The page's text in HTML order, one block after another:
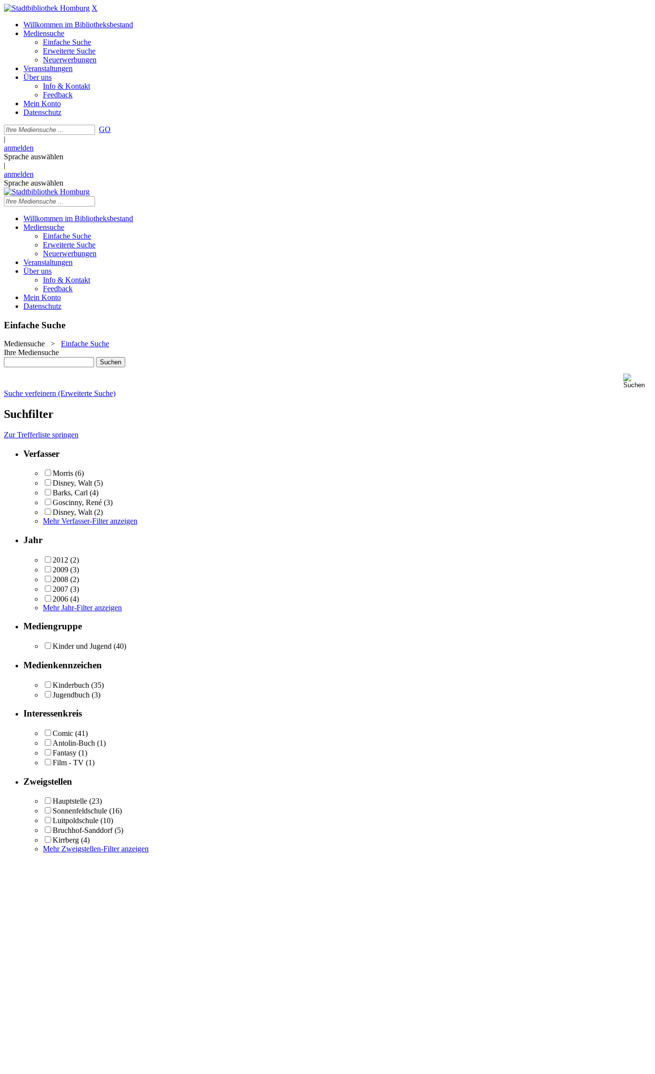
X
Willkommen im Bibliotheksbestand
Mediensuche
Einfache Suche
Erweiterte Suche
Neuerwerbungen
Veranstaltungen
Über uns
Info & Kontakt
Feedback
Mein Konto
Datenschutz
GO
|
anmelden
Sprache auswählen
|
anmelden
Sprache auswählen
Willkommen im Bibliotheksbestand
Mediensuche
Einfache Suche
Erweiterte Suche
Neuerwerbungen
Veranstaltungen
Über uns
Info & Kontakt
Feedback
Mein Konto
Datenschutz
Einfache Suche
Mediensuche > Einfache Suche
Ihre Mediensuche
Suche verfeinern (Erweiterte Suche)
Suchfilter
Zur Trefferliste springen
Verfasser
Morris (6)
Disney, Walt (5)
Barks, Carl (4)
Goscinny, René (3)
Disney, Walt (2)
Mehr Verfasser-Filter anzeigen
Jahr
2012 (2)
2009 (3)
2008 (2)
2007 (3)
2006 (4)
Mehr Jahr-Filter anzeigen
Mediengruppe
Kinder und Jugend (40)
Medienkennzeichen
Kinderbuch (35)
Jugendbuch (3)
Interessenkreis
Comic (41)
Antolin-Buch (1)
Fantasy (1)
Film - TV (1)
Zweigstellen
Hauptstelle (23)
Sonnenfeldschule (16)
Luitpoldschule (10)
Bruchhof-Sanddorf (5)
Kirrberg (4)
Mehr Zweigstellen-Filter anzeigen